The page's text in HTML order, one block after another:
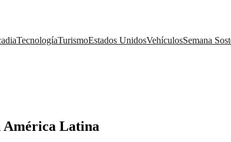
TecnologíaTurismoEstados UnidosVehículosSemana
América Latina